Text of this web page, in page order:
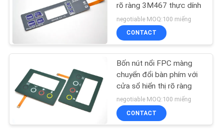
SÁCH
BẢO
MẬT
Chuyển đổi màng
sáng
rõ ràng 3M467 thực dính
negotiable MOQ:100 miếng
CONTACT
Bốn nút nổi FPC màng
chuyển đổi bàn phím với
cửa sổ hiển thị rõ ràng
negotiable MOQ:100 miếng
CONTACT